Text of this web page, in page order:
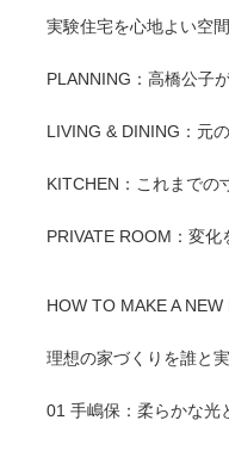
実験住宅を心地よい空
PLANNING：高橋公子
LIVING & DINING：元
KITCHEN：これまでの
PRIVATE ROOM：変化
HOW TO MAKE A NEW
理想の家づくりを誰と
01 手嶋保：柔らかな光